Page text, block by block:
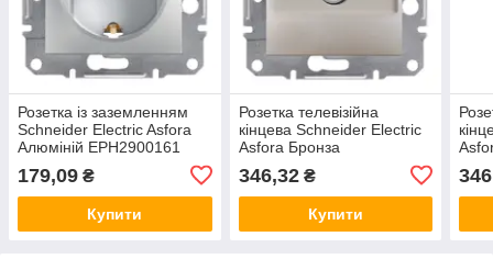
Розетка із заземленням
Schneider Electric Asfora
Алюміній EPH2900161
179,09 ₴
Купити
Розетка телевізійна
кінцева Schneider Electric
Asfora Бронза
346,32₴
Купити